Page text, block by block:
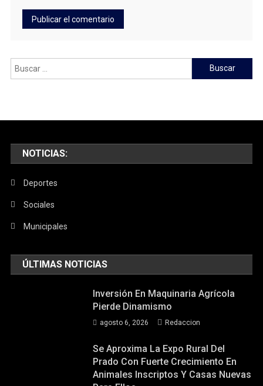
Buscar:
NOTICIAS:
Deportes
Sociales
Municipales
ÚLTIMAS NOTICIAS
Inversión En Maquinaria Agrícola
Pierde Dinamismo
agosto 6, 2026 Redaccion
Se Aproxima La Expo Rural Del
Prado Con Fuerte Crecimiento En
Animales Inscriptos Y Casas Nuevas